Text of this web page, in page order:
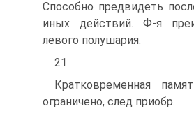
Способно предвидеть
иных действий. Ф-я
левого полушария.
21
Кратковременная
ограничено, след приобр.